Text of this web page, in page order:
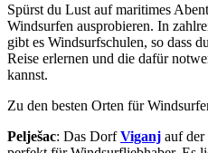
Spürst du Lust auf maritimes
Windsurfen ausprobieren. In
gibt es Windsurfschulen, so dass
Reise erlernen und die dafür
kannst.
Zu den besten Orten für
Pelješac: Das DorfViganj auf